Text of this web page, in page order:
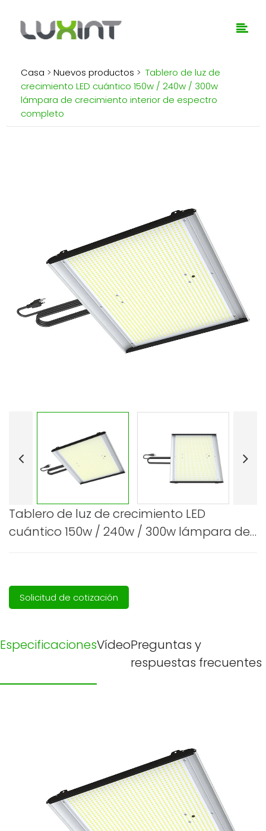
Casa > Nuevos productos > Tablero de luz de
crecimiento LED cuántico 150w / 240w / 300w
lámpara de crecimiento interior de espectro
completo
Tablero de luz de crecimiento LED
cuántico 150w / 240w / 300w lámpara de
Solicitud de cotización
EspecificacionesVídeoPreguntas y
respuestas frecuentes